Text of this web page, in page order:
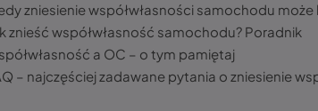
zniesienie współwłasności samochodu
znieść współwłasność samochodu? Poradnik
a OC – o tym pamiętaj
– najczęściej zadawane pytania o zniesienie